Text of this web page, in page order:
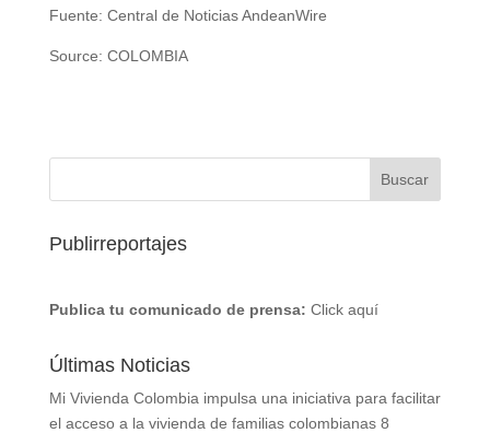
Fuente: Central de Noticias AndeanWire
Source: COLOMBIA
Publirreportajes
Publica tu comunicado de prensa: Click aquí
Últimas Noticias
Mi Vivienda Colombia impulsa una iniciativa para facilitar
el acceso a la vivienda de familias colombianas 8